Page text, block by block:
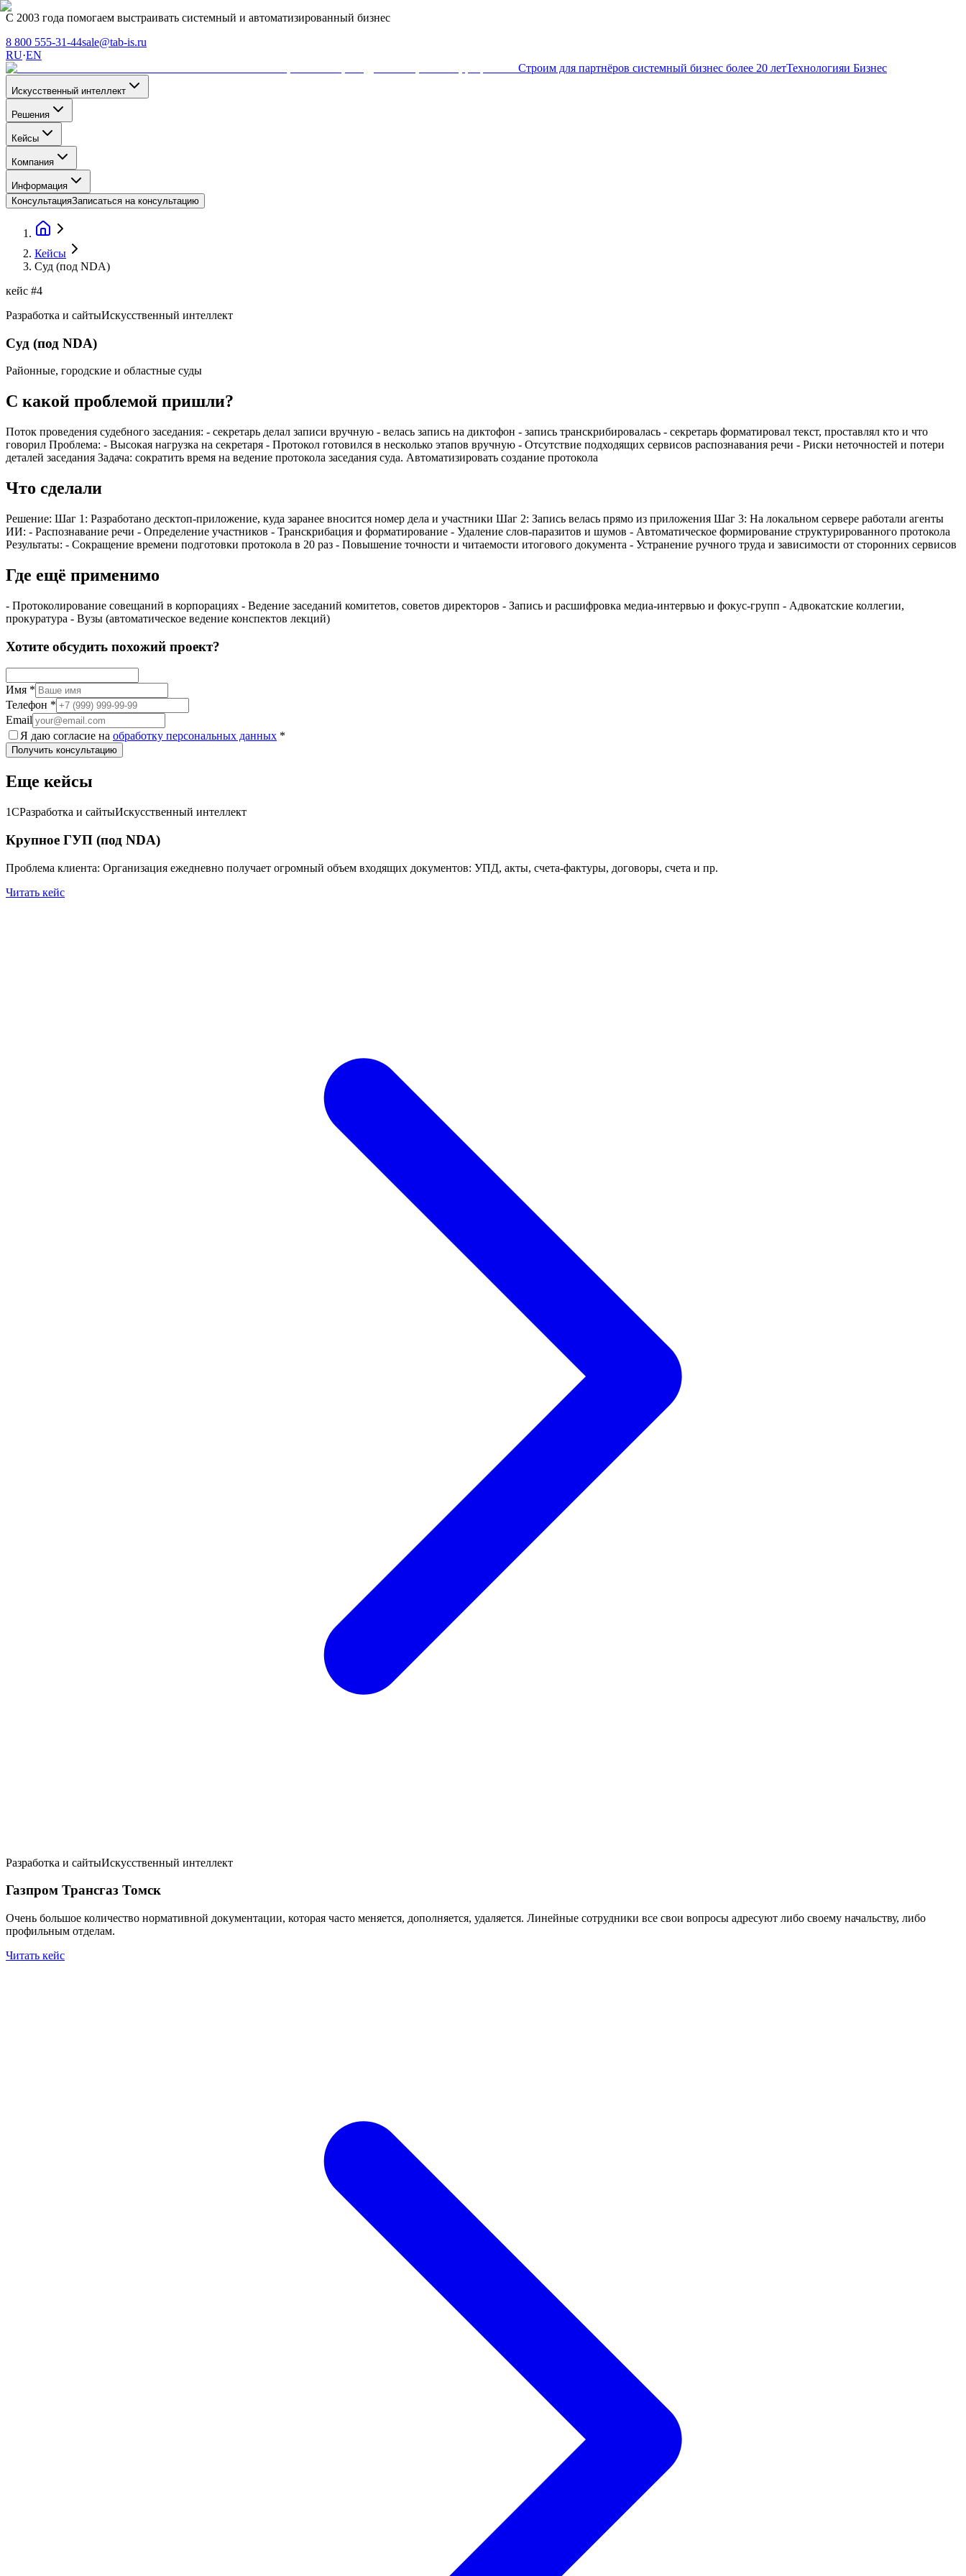
С 2003 года помогаем выстраивать системный и автоматизированный бизнес
8 800 555-31-44sale@tab-is.ru
RU·EN
Строим для партнёров системный бизнес более 20 летТехнологияи Бизнес
Искусственный интеллект
Решения
Кейсы
Компания
Информация
КонсультацияЗаписаться на консультацию
Кейсы
Суд (под NDA)
кейс #4
Разработка и сайтыИскусственный интеллект
Суд (под NDA)
Районные, городские и областные суды
С какой проблемой пришли?
Поток проведения судебного заседания: - секретарь делал записи вручную - велась запись на диктофон - запись транскрибировалась - секретарь форматировал текст, проставлял кто и что
говорил Проблема: - Высокая нагрузка на секретаря - Протокол готовился в несколько этапов вручную - Отсутствие подходящих сервисов распознавания речи - Риски неточностей и потери
деталей заседания Задача: сократить время на ведение протокола заседания суда. Автоматизировать создание протокола
Что сделали
Решение: Шаг 1: Разработано десктоп-приложение, куда заранее вносится номер дела и участники Шаг 2: Запись велась прямо из приложения Шаг 3: На локальном сервере работали агенты
ИИ: - Распознавание речи - Определение участников - Транскрибация и форматирование - Удаление слов-паразитов и шумов - Автоматическое формирование структурированного протокола
Результаты: - Сокращение времени подготовки протокола в 20 раз - Повышение точности и читаемости итогового документа - Устранение ручного труда и зависимости от сторонних сервисов
Где ещё применимо
- Протоколирование совещаний в корпорациях - Ведение заседаний комитетов, советов директоров - Запись и расшифровка медиа-интервью и фокус-групп - Адвокатские коллегии,
прокуратура - Вузы (автоматическое ведение конспектов лекций)
Хотите обсудить похожий проект?
Имя *
Телефон *
Email
Я даю согласие на обработку персональных данных *
Получить консультацию
Еще кейсы
1СРазработка и сайтыИскусственный интеллект
Крупное ГУП (под NDA)
Проблема клиента: Организация ежедневно получает огромный объем входящих документов: УПД, акты, счета-фактуры, договоры, счета и пр.
Читать кейс
Разработка и сайтыИскусственный интеллект
Газпром Трансгаз Томск
Очень большое количество нормативной документации, которая часто меняется, дополняется, удаляется. Линейные сотрудники все свои вопросы адресуют либо своему начальству, либо
профильным отделам.
Читать кейс